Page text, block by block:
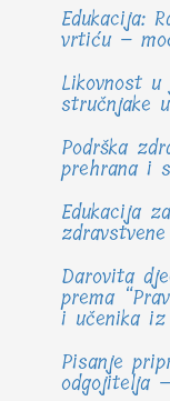
Edukacija:
vrtiću –
Likovnost
stručnjake
Podrška
prehrana i
Edukacija
Darovita
prema
i učenika iz
Pisanje
odgojitelja